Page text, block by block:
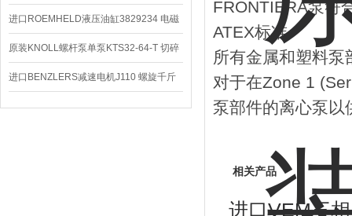
编码器
进口ROEMHELD液压油缸3829234 电磁
阀定位器
原装KNOLL螺杆泵单泵KTS32-64-T 切碎
排屑机
进口BENZLERS减速电机J110 螺旋千斤
顶BD-58
FRONTIERA泵符
ATEX标准
所有金属和塑料
对于在Zone 1
泵部件的离心泵以
相关产品
进口VEM三